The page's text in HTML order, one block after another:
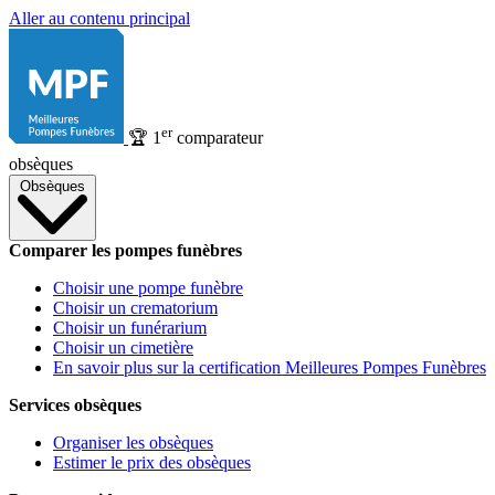
Aller au contenu principal
🏆 1 ercomparateur
obsèques
Obsèques
Comparer les pompes funèbres
Choisir une pompe funèbre
Choisir un crematorium
Choisir un funérarium
Choisir un cimetière
En savoir plus sur la certification Meilleures Pompes Funèbres
Services obsèques
Organiser les obsèques
Estimer le prix des obsèques